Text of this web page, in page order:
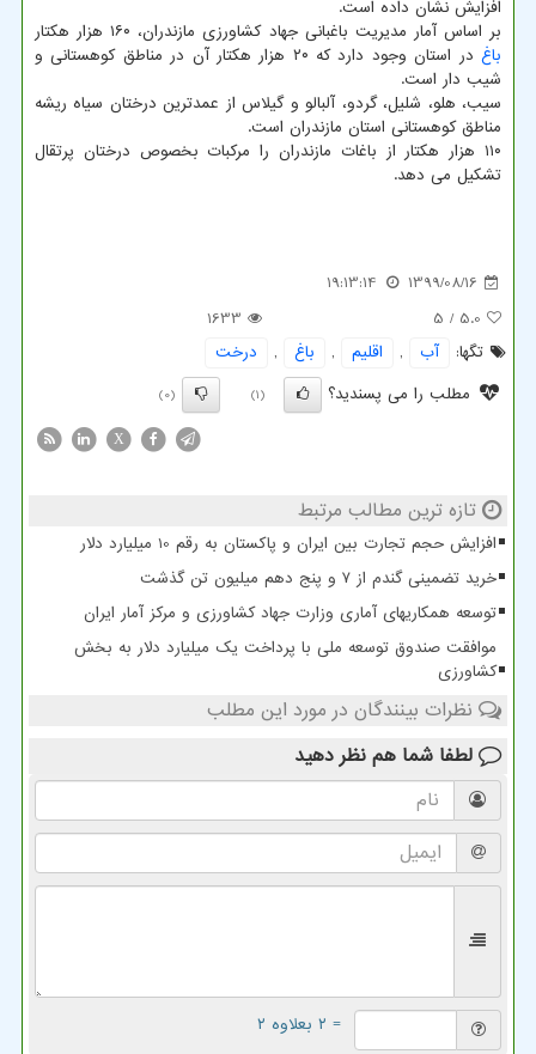
افزایش نشان داده است.
بر اساس آمار مدیریت باغبانی جهاد کشاورزی مازندران، ۱۶۰ هزار هکتار
باغ
در استان وجود دارد که ۲۰ هزار هکتار آن در مناطق کوهستانی و
شیب دار است.
سیب، هلو، شلیل، گردو، آلبالو و گیلاس از عمدترین درختان سیاه ریشه
مناطق کوهستانی استان مازندران است.
۱۱۰ هزار هکتار از باغات مازندران را مرکبات بخصوص درختان پرتقال
تشکیل می دهد.
1399/08/16
19:13:14
5.0
/ 5
1633
تگها:
آب , اقلیم , باغ ,
درخت
مطلب را می پسندید؟
(1)
(0)
X
تازه ترین مطالب مرتبط
افزایش حجم تجارت بین ایران و پاکستان به رقم 10 میلیارد دلار
خرید تضمینی گندم از ۷ و پنج دهم میلیون تن گذشت
توسعه همکاریهای آماری وزارت جهاد کشاورزی و مرکز آمار ایران
موافقت صندوق توسعه ملی با پرداخت یک میلیارد دلار به بخش
کشاورزی
نظرات بینندگان در مورد این مطلب
لطفا شما هم نظر دهید
= ۲ بعلاوه ۲